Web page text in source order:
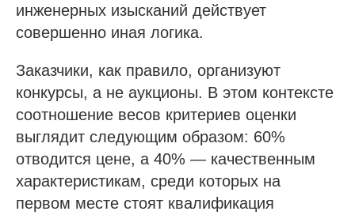
инженерных изысканий действует
совершенно иная логика.
Заказчики, как правило, организуют
конкурсы, а не аукционы. В этом контексте
соотношение весов критериев оценки
выглядит следующим образом: 60%
отводится цене, а 40% — качественным
характеристикам, среди которых на
первом месте стоят квалификация